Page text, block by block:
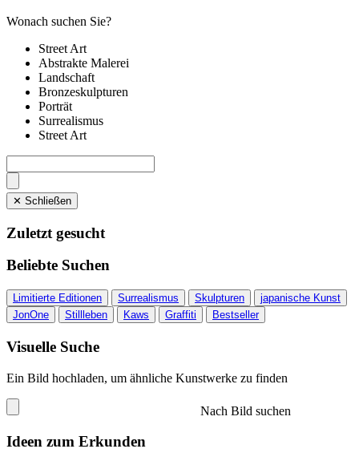
Wonach suchen Sie?
Street Art
Abstrakte Malerei
Landschaft
Bronzeskulpturen
Porträt
Surrealismus
Street Art
✕ Schließen
Zuletzt gesucht
Beliebte Suchen
Limitierte Editionen Surrealismus Skulpturen
japanische Kunst
JonOne
Stillleben Kaws Graffiti Bestseller
Visuelle Suche
Ein Bild hochladen, um ähnliche Kunstwerke zu finden
Nach Bild suchen
Ideen zum Erkunden